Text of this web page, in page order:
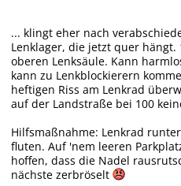
... klingt eher nach
Lenklager, die jetzt quer
oberen Lenksäule. Kann
kann zu Lenkblockierern
heftigen Riss am Lenkrad
auf der Landstraße bei 100
Hilfsmaßnahme: Lenkrad
fluten. Auf 'nem leeren
hoffen, dass die Nadel
nächste zerbröselt